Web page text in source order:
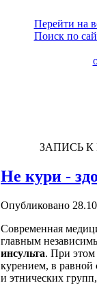
Перейти на
Поиск по
ЗАПИСЬ К
Не кури -
Опубликовано
Современная
главным
инсульта. При этом
курением, в равной
и этнических